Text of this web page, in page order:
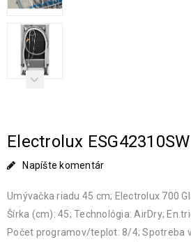
Electrolux
Napíšte komentár
Umývačka riadu 45 cm; Electrolux 700
Šírka (cm): 45; Technológia: AirDry;
Počet programov/teplot: 8/4; Spotreba